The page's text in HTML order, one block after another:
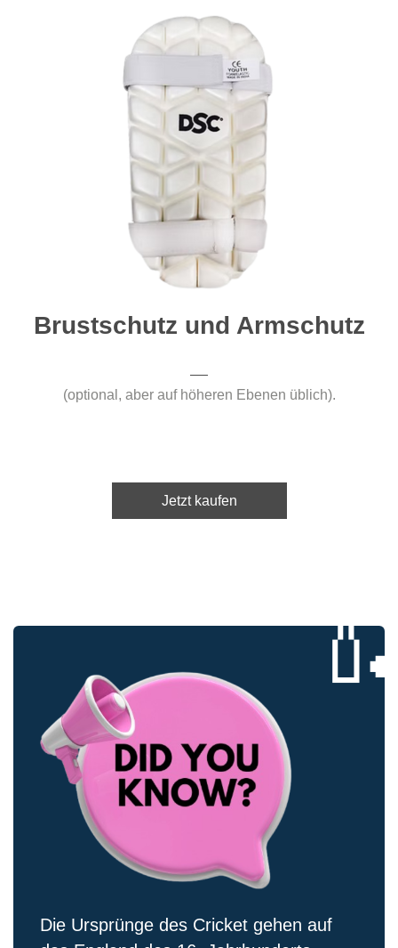
Brustschutz und Armschutz
(optional, aber auf höheren Ebenen üblich).
Jetzt kaufen
Die Ursprünge des Cricket gehen auf